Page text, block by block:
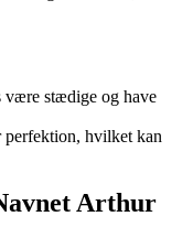
være stædige og have
hvilket kan
Arthur